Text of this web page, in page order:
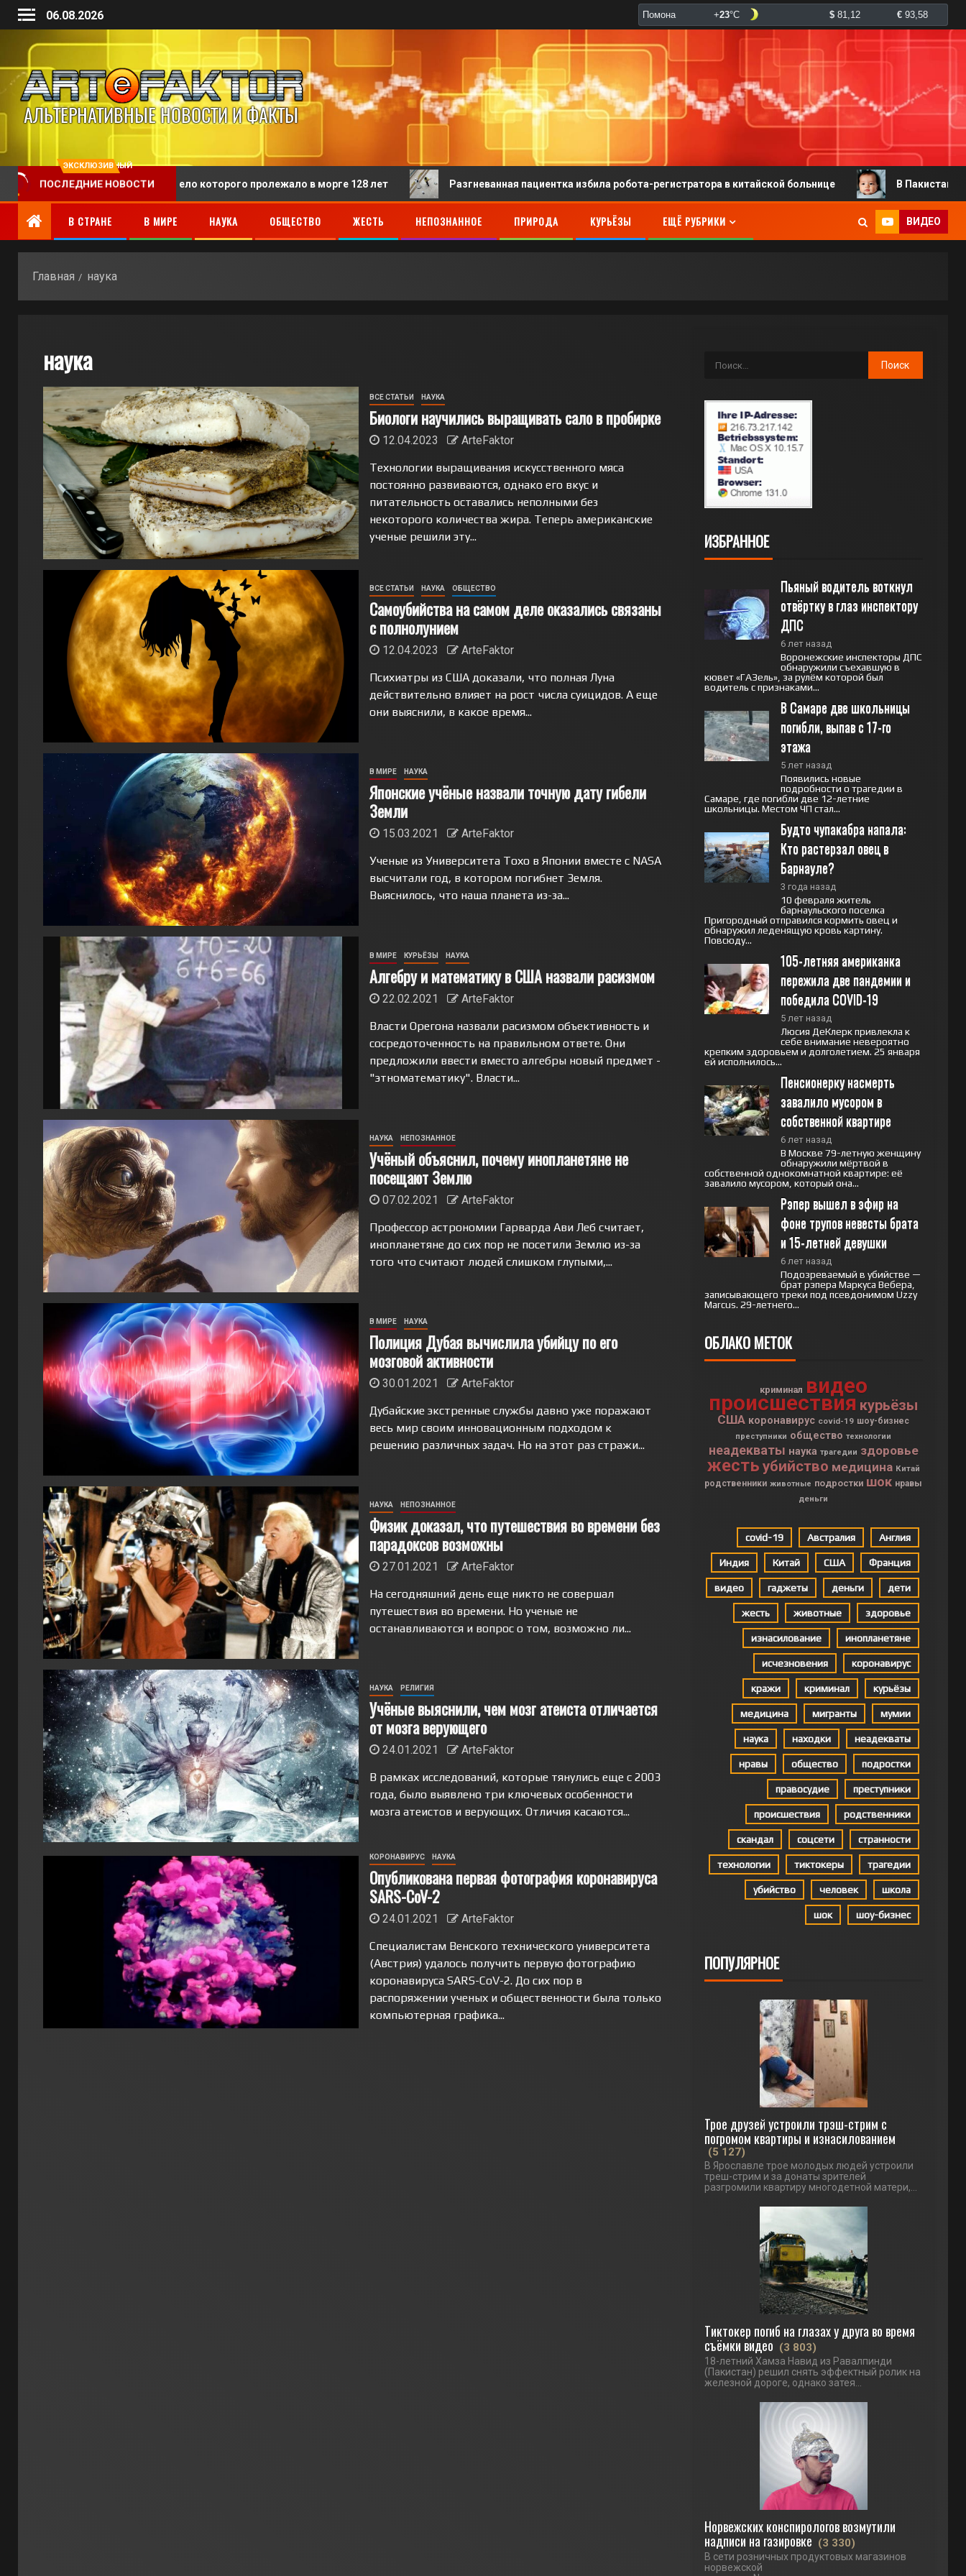
06.08.2026
ЭКСКЛЮЗИВНЫЙ
ПОСЛЕДНИЕ НОВОСТИ
человека, тело которого пролежало в морге 128 лет Разгневанная пациентка избила робота-регистратора в китайской больнице В Пакистане родился
В СТРАНЕ В МИРЕ НАУКА ОБЩЕСТВО ЖЕСТЬ НЕПОЗНАННОЕ ПРИРОДА КУРЬЁЗЫ ЕЩЁ РУБРИКИ ВИДЕО
Главная наука
наука
ВСЕ СТАТЬИ НАУКА
Биологи научились выращивать сало в пробирке
12.04.2023
ArteFaktor
Технологии выращивания искусственного мяса
постоянно развиваются, однако его вкус и
питательность оставались неполными без
некоторого количества жира. Теперь американские
ученые решили эту...
ВСЕ СТАТЬИ НАУКА ОБЩЕСТВО
Самоубийства на самом деле оказались связаны
с полнолунием
12.04.2023
ArteFaktor
Психиатры из США доказали, что полная Луна
действительно влияет на рост числа суицидов. А еще
они выяснили, в какое время...
В МИРЕ НАУКА
Японские учёные назвали точную дату гибели
Земли
15.03.2021
ArteFaktor
Ученые из Университета Тохо в Японии вместе с NASA
высчитали год, в котором погибнет Земля.
Выяснилось, что наша планета из-за...
В МИРЕ КУРЬЁЗЫ НАУКА
Алгебру и математику в США назвали расизмом
22.02.2021
ArteFaktor
Власти Орегона назвали расизмом объективность и
сосредоточенность на правильном ответе. Они
предложили ввести вместо алгебры новый предмет -
"этноматематику". Власти...
НАУКА НЕПОЗНАННОЕ
Учёный объяснил, почему инопланетяне не
посещают Землю
07.02.2021
ArteFaktor
Профессор астрономии Гарварда Ави Леб считает,
инопланетяне до сих пор не посетили Землю из-за
того что считают людей слишком глупыми,...
В МИРЕ НАУКА
Полиция Дубая вычислила убийцу по его
мозговой активности
30.01.2021
ArteFaktor
Дубайские экстренные службы давно уже поражают
весь мир своим инновационным подходом к
решению различных задач. Но на этот раз стражи...
НАУКА НЕПОЗНАННОЕ
Физик доказал, что путешествия во времени без
парадоксов возможны
27.01.2021
ArteFaktor
На сегодняшний день еще никто не совершал
путешествия во времени. Но ученые не
останавливаются и вопрос о том, возможно ли...
НАУКА РЕЛИГИЯ
Учёные выяснили, чем мозг атеиста отличается
от мозга верующего
24.01.2021
ArteFaktor
В рамках исследований, которые тянулись еще с 2003
года, было выявлено три ключевых особенности
мозга атеистов и верующих. Отличия касаются...
КОРОНАВИРУС НАУКА
Опубликована первая фотография коронавируса
SARS-CoV-2
24.01.2021
ArteFaktor
Специалистам Венского технического университета
(Австрия) удалось получить первую фотографию
коронавируса SARS-CoV-2. До сих пор в
распоряжении ученых и общественности была только
компьютерная графика...
ИЗБРАННОЕ
Пьяный водитель воткнул
отвёртку в глаз инспектору
ДПС
6 лет назад
Воронежские инспекторы ДПС
обнаружили съехавшую в
кювет «ГАЗель», за рулём которой был
водитель с признаками...
В Самаре две школьницы
погибли, выпав с 17-го
этажа
5 лет назад
Появились новые
подробности о трагедии в
Самаре, где погибли две 12-летние
школьницы. Местом ЧП стал...
Будто чупакабра напала:
Кто растерзал овец в
Барнауле?
3 года назад
10 февраля житель
барнаульского поселка
Пригородный отправился кормить овец и
обнаружил леденящую кровь картину.
Повсюду...
105-летняя американка
пережила две пандемии и
победила COVID-19
5 лет назад
Люсия ДеКлерк привлекла к
себе внимание невероятно
крепким здоровьем и долголетием. 25 января
ей исполнилось...
Пенсионерку насмерть
завалило мусором в
собственной квартире
6 лет назад
В Москве 79-летную женщину
обнаружили мёртвой в
собственной однокомнатной квартире: её
завалило мусором, который она...
Рэпер вышел в эфир на
фоне трупов невесты брата
и 15-летней девушки
6 лет назад
Подозреваемый в убийстве —
брат рэпера Маркуса Вебера,
записывающего треки под псевдонимом Uzzy
Marcus. 29-летнего...
ОБЛАКО МЕТОК
криминал видео
происшествия курьёзы
США коронавирус covid-19 шоу-бизнес
преступники общество технологии
неадекваты наука трагедии здоровье
жесть убийство медицина Китай
родственники животные подростки шок нравы
деньги
covid-19 Австралия Англия
Индия Китай США Франция
видео гаджеты деньги дети
жесть животные здоровье
изнасилование инопланетяне
исчезновения коронавирус
кражи криминал курьёзы
медицина мигранты мумии
наука находки неадекваты
нравы общество подростки
правосудие преступники
происшествия родственники
скандал соцсети странности
технологии тиктокеры трагедии
убийство человек школа
шок шоу-бизнес
ПОПУЛЯРНОЕ
Трое друзей устроили трэш-стрим с
погромом квартиры и изнасилованием
(5 127)
В Ярославле трое молодых людей устроили
треш-стрим и за донаты зрителей
разгромили квартиру многодетной матери,...
Тиктокер погиб на глазах у друга во время
съёмки видео (3 803)
18-летний Хамза Навид из Равалпинди
(Пакистан) решил снять эффектный ролик на
железной дороге, однако затея...
Норвежских конспирологов возмутили
надписи на газировке (3 330)
В сети розничных продуктовых магазинов
норвежской